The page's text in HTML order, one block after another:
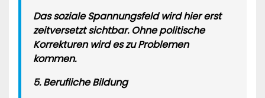
Das soziale Spannungsfeld wird hier erst
zeitversetzt sichtbar. Ohne politische
Korrekturen wird es zu Problemen
kommen.
5. Berufliche Bildung